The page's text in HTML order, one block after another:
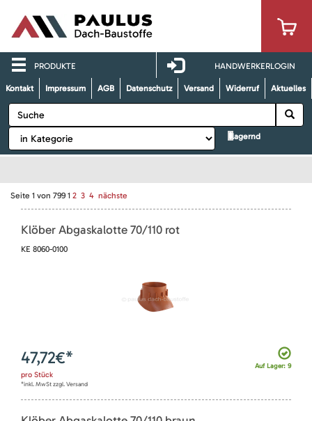
PRODUKTE HANDWERKERLOGIN
Kontakt Impressum AGB Datenschutz Versand Widerruf Aktuelles
lagernd
Seite 1 von 799 1 2 3 4 nächste
Klöber Abgaskalotte 70/110 rot
KE 8060-0100
Auf Lager: 9
47,72€*
pro Stück
*inkl. MwSt zzgl. Versand